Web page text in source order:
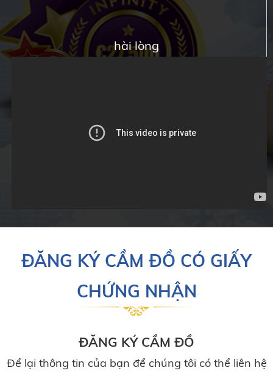
hài lòng
ĐĂNG KÝ CẦM ĐỒ CÓ GIẤY
CHỨNG NHẬN
ĐĂNG KÝ CẦM ĐỒ
Để lại thông tin của bạn để chúng tôi có thể liên hệ